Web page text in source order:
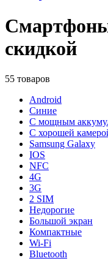
скидкой
55 товаров
Android
Синие
С мощным
С хорошей
Samsung Galaxy
IOS
NFC
4G
3G
2 SIM
Недорогие
Большой экран
Компактные
Wi-Fi
Bluetooth